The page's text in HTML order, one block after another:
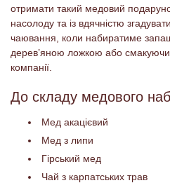
отримати такий медовий
насолоду та із вдячністю
чаювання, коли набиратиме
дерев’яною ложкою або
компанії.
До складу медового
Мед акацієвий
Мед з липи
Гірський мед
Чай з карпатських трав